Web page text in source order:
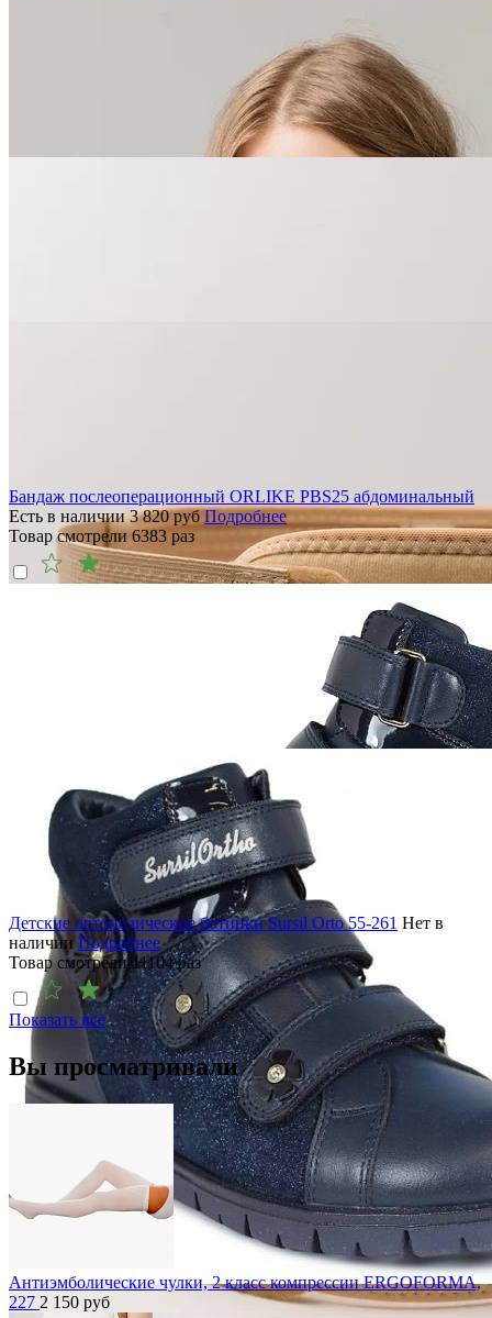
Бандаж послеоперационный ORLIKE PBS25 абдоминальный
Есть в наличии 3 820руб Подробнее
Товар смотрели 6383 раз
Детские ортопедические ботинки Sursil Orto 55-261 Нет в
наличии Подробнее
Товар смотрели11104раз
Показать все
Вы просматривали
Антиэмболические чулки, 2 класс компрессии ERGOFORMA,
227 2 150 руб